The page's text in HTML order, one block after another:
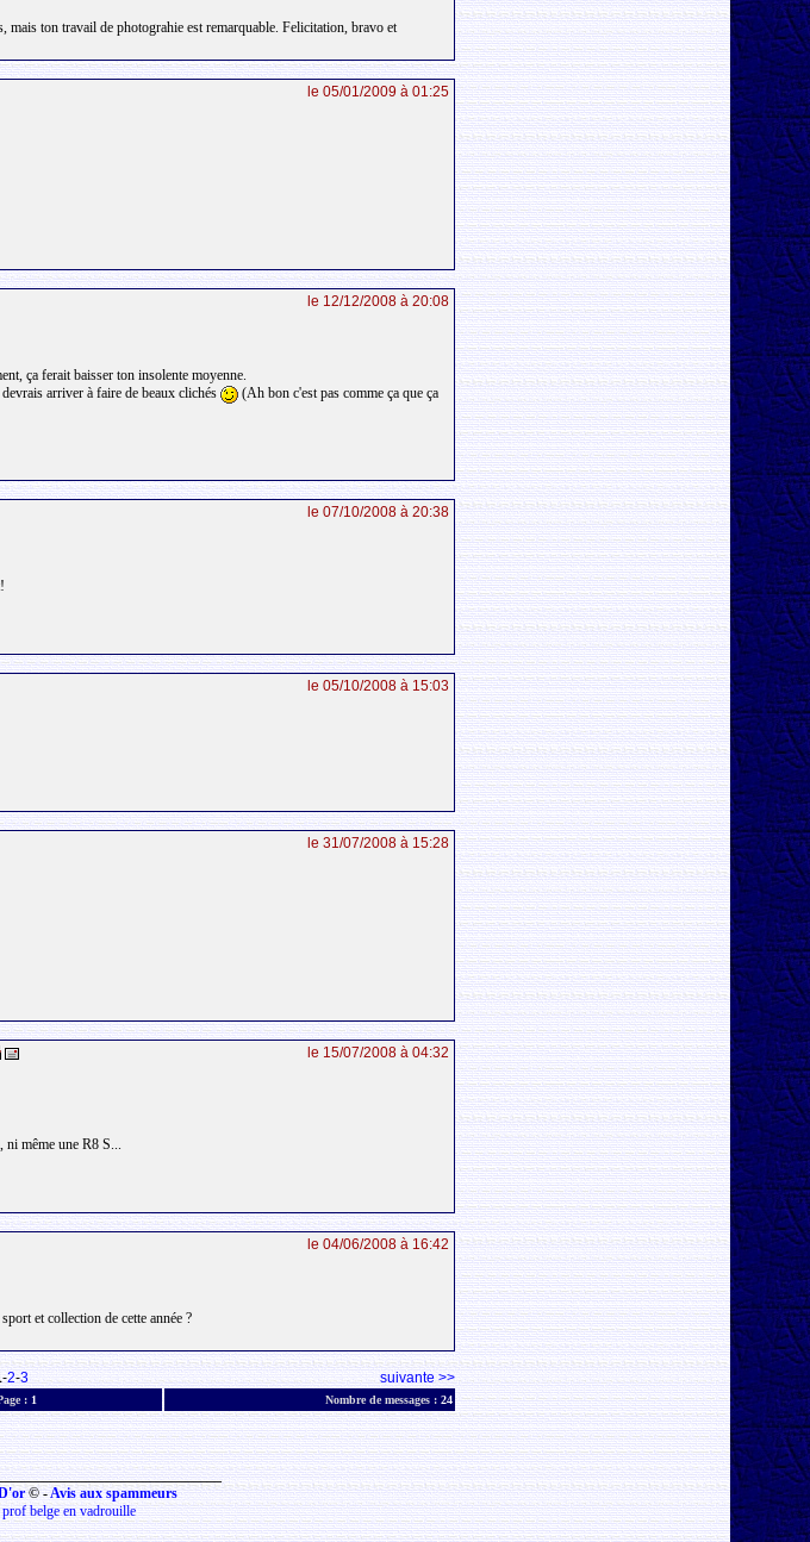
ton travail de photograhie est remarquable. Felicitation, bravo et
le 05/01/2009 à 01:25
le 12/12/2008 à 20:08
ça ferait baisser ton insolente moyenne.
arriver à faire de beaux clichés
(Ah bon c'est pas comme ça que ça
le 07/10/2008 à 20:38
le 05/10/2008 à 15:03
le 31/07/2008 à 15:28
le 15/07/2008 à 04:32
même une R8 S...
le 04/06/2008 à 16:42
et collection de cette année ?
-2-3 suivante >>
: 1 Nombre de messages : 24
© -Avis aux spammeurs
belge en vadrouille